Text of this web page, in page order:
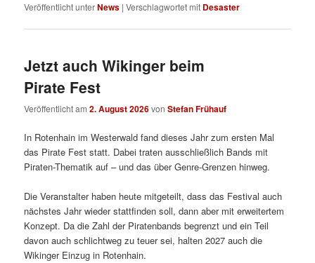
Veröffentlicht unterNews |Verschlagwortet mit Desaster
Jetzt auch Wikinger beim
Pirate Fest
Veröffentlicht am2. August 2026vonStefan Frühauf
In Rotenhain im Westerwald fand dieses Jahr zum ersten Mal
das Pirate Fest statt. Dabei traten ausschließlich Bands mit
Piraten-Thematik auf – und das über Genre-Grenzen hinweg.
Die Veranstalter haben heute mitgeteilt, dass das Festival auch
nächstes Jahr wieder stattfinden soll, dann aber mit erweitertem
Konzept. Da die Zahl der Piratenbands begrenzt und ein Teil
davon auch schlichtweg zu teuer sei, halten 2027 auch die
Wikinger Einzug in Rotenhain.